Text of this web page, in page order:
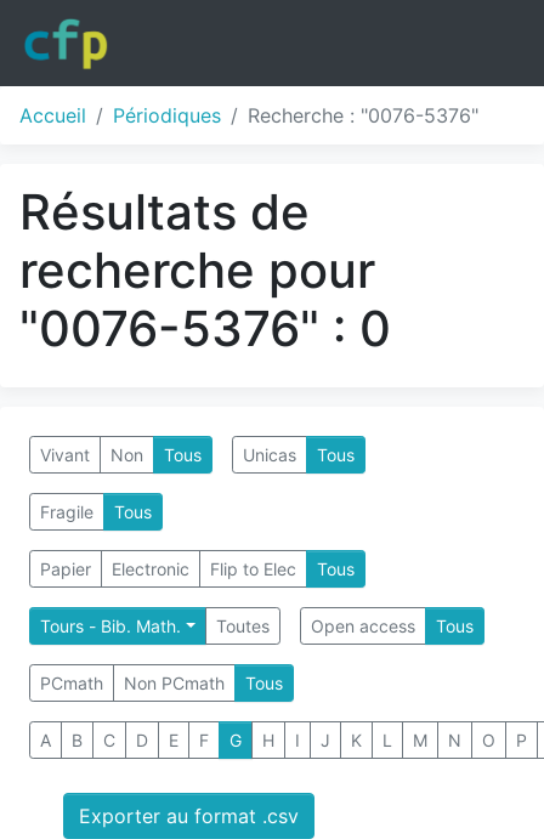
Accueil Périodiques Recherche : "0076-5376"
Résultats de
recherche pour
"0076-5376" : 0
Vivant Non Tous Unicas Tous
Fragile Tous
Papier Electronic Flip to Elec Tous
Tours - Bib. Math. Toutes Open access Tous
PCmath Non PCmath Tous
A B C D E F G H I J K L M N O P
Exporter au format .csv